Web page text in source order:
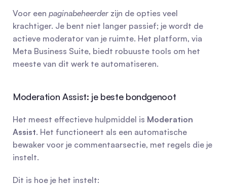
Voor een paginabeheerder zijn de opties veel
krachtiger. Je bent niet langer passief; je wordt de
actieve moderator van je ruimte. Het platform, via
Meta Business Suite, biedt robuuste tools om het
meeste van dit werk te automatiseren.
Moderation Assist: je beste bondgenoot
Het meest effectieve hulpmiddel is Moderation
Assist. Het functioneert als een automatische
bewaker voor je commentaarsectie, met regels die je
instelt.
Dit is hoe je het instelt: